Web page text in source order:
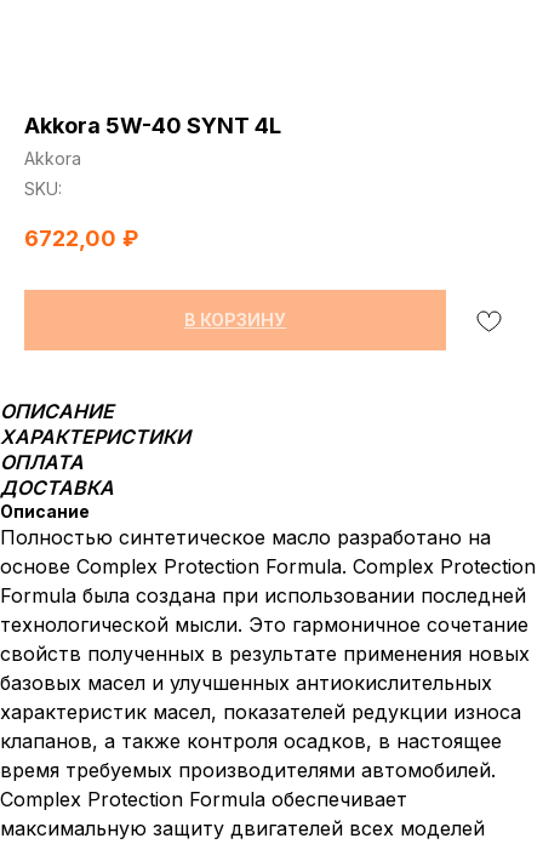
Akkora 5W-40 SYNT 4L
Akkora
SKU:
6722,00 ₽
В КОРЗИНУ
ОПИСАНИЕ
ХАРАКТЕРИСТИКИ
ОПЛАТА
ДОСТАВКА
Описание
Полностью синтетическое масло разработано на
основе Complex Protection Formula. Complex Protection
Formula была создана при использовании последней
технологической мысли. Это гармоничное сочетание
свойств полученных в результате применения новых
базовых масел и улучшенных антиокислительных
характеристик масел, показателей редукции износа
клапанов, а также контроля осадков, в настоящее
время требуемых производителями автомобилей.
Complex Protection Formula обеспечивает
максимальную защиту двигателей всех моделей